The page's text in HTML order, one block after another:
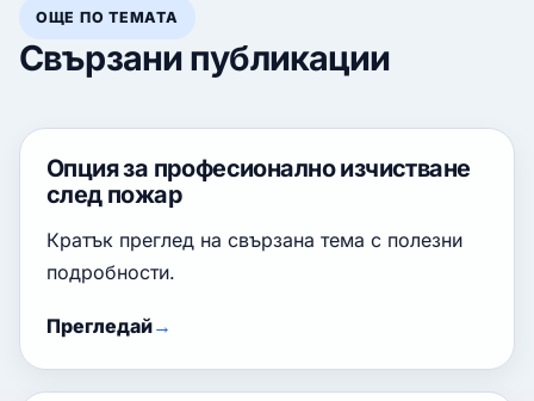
ОЩЕ ПО ТЕМАТА
Свързани публикации
Опция за професионално изчистване
след пожар
Кратък преглед на свързана тема с полезни
подробности.
Прегледай